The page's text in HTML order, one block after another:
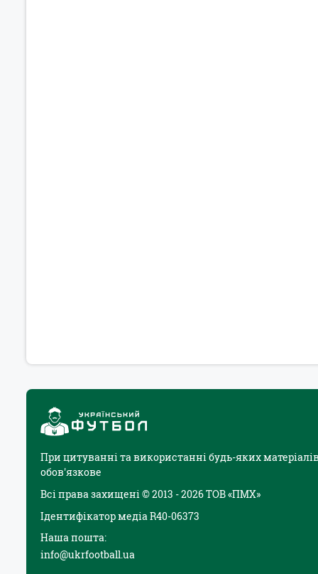
При цитуванні та використанні будь-яких
обов'язкове
Всі права захищені © 2013 - 2026 ТОВ «ПМХ»
Ідентифікатор медіа R40-06373
Наша пошта:
info@ukrfootball.ua